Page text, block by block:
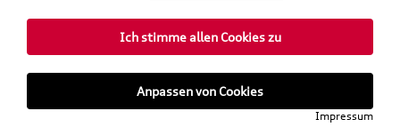
Elektromobilität
» » »
Mein Kundenkonto
Ich stimme allen Cookies zu
Anpassen von Cookies
Impressum